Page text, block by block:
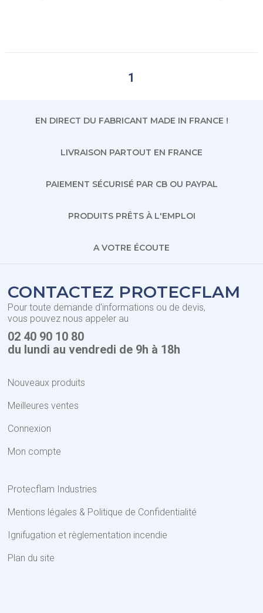
1
EN DIRECT DU FABRICANT MADE IN FRANCE !
LIVRAISON PARTOUT EN FRANCE
PAIEMENT SÉCURISÉ PAR CB OU PAYPAL
PRODUITS PRÊTS À L'EMPLOI
A VOTRE ÉCOUTE
CONTACTEZ PROTECFLAM
Pour toute demande d'informations ou de devis,
vous pouvez nous appeler au
02 40 90 10 80
du lundi au vendredi de 9h à 18h
Nouveaux produits
Meilleures ventes
Connexion
Mon compte
Protecflam Industries
Mentions légales & Politique de Confidentialité
Ignifugation et règlementation incendie
Plan du site